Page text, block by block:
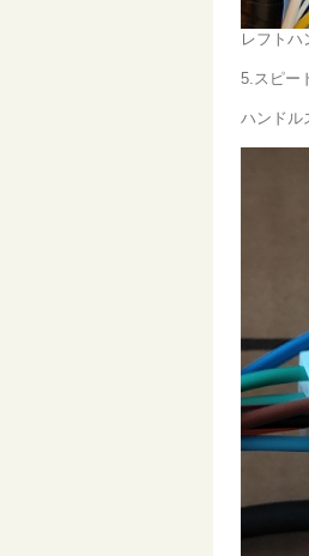
レフト
5.スピー
ハンドル